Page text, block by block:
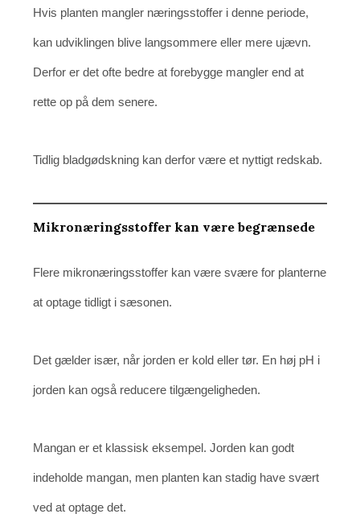
Hvis planten mangler næringsstoffer i denne periode,
kan udviklingen blive langsommere eller mere ujævn.
Derfor er det ofte bedre at forebygge mangler end at
rette op på dem senere.
Tidlig bladgødskning kan derfor være et nyttigt redskab.
Mikronæringsstoffer kan være begrænsede
Flere mikronæringsstoffer kan være svære for planterne
at optage tidligt i sæsonen.
Det gælder især, når jorden er kold eller tør. En høj pH i
jorden kan også reducere tilgængeligheden.
Mangan er et klassisk eksempel. Jorden kan godt
indeholde mangan, men planten kan stadig have svært
ved at optage det.